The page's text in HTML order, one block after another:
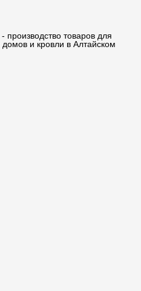
товаров для
и кровли в Алтайском